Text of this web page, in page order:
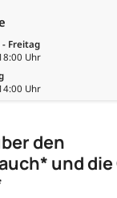
Freitag
Uhr
Uhr
den
und die